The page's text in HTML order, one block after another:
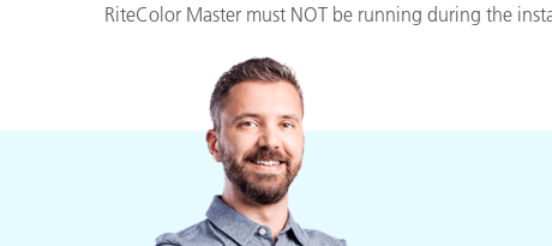
RiteColor Master must NOT be running during the